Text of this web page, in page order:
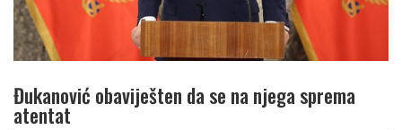
Đukanović obaviješten da se na njega sprema
atentat